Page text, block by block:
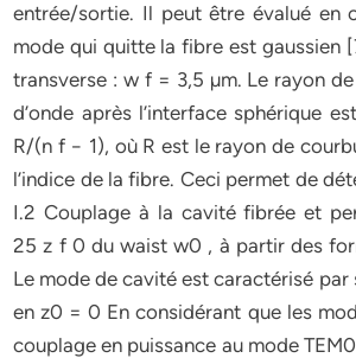
entrée/sortie. Il peut être évalué en
mode qui quitte la fibre est gaussien
transverse : w f = 3,5 µm. Le rayon
d’onde après l’interface sphérique
R/(n f − 1), où R est le rayon de
l’indice de la fibre. Ceci permet de
I.2 Couplage à la cavité fibrée et
25 z f 0 du waist w0 , à partir des
Le mode de cavité est caractérisé
en z0 = 0 En considérant que les
couplage en puissance au mode